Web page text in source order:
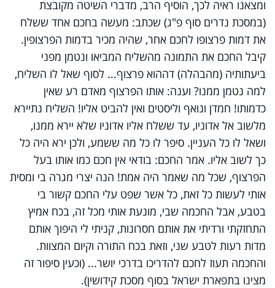
ומצאנו ראיה לכך, הוסיף הרב, מדברי השיטה מקובצת
(במסכת נדרים סוף פ"ג) שכתב: מעשה בחכם אחד ששלח
את דמות פרצופו לחכם אחר, שהיה מכיר בדמות הפרצופין.
קיבל החכם את התמונה מהשליח המביאו ונטמן מפני
ביעתותיה (מהבהלה) דההוא פרצוף... לסוף שאל לו השליח,
למה נטמן ממנו? וענה: אותו הפרצוף מאדם רע שאין
כדמותו! חמדן ונואף וליסטים ואין להביט אליו! השליח נתיירא
מלשוב אל אדוניו, עד ששלח אליו אדוניו שלא יירא ממנו,
ושאל לו כל העניין. סיפר לו כל מה ששמע, ולכן ירא היה כל
כך לשוב אליו. אמר החכם: בודאי אין חכם כמו אותו בעל
הפרצוף, שכל מה שאמר היה אמת! הנה יצרי מגרה בי ומסית
אותי לעשות כל זאת, כל אשר שפט עלי החכם קשור בי
בטבע, אבל החכמה שבי, מונעת אותי מכל זה, בכח אמיץ
התחזקתי ורדיתי את אותם חסרונות, קניתי לי היפוך אותם
מדות רעות לטבע שני, וזאת בכח התורה וקיום המצוות.
והחכמה תעוז לחכם להדריכו בדרכי יושר... (וכעין סיפור זה
מצינו בתפארת ישראל בסוף מסכת קידושין).